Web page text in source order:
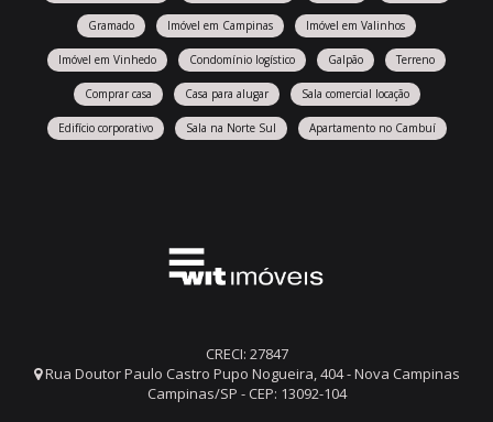
Gramado Imóvel em Campinas Imóvel em Valinhos
Imóvel em Vinhedo Condomínio logístico Galpão Terreno
Comprar casa Casa para alugar Sala comercial locação
Edifício corporativo Sala na Norte Sul Apartamento no Cambuí
CRECI: 27847
Rua Doutor Paulo Castro Pupo Nogueira, 404 - Nova Campinas
Campinas/SP - CEP: 13092-104